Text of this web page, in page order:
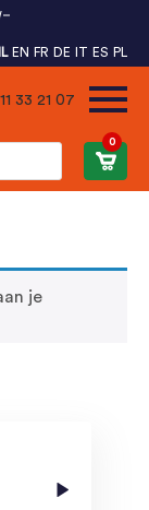
EN FR DE IT ES PL
33 21 07
0
je